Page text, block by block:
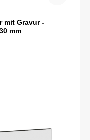
mit Gravur -
mm